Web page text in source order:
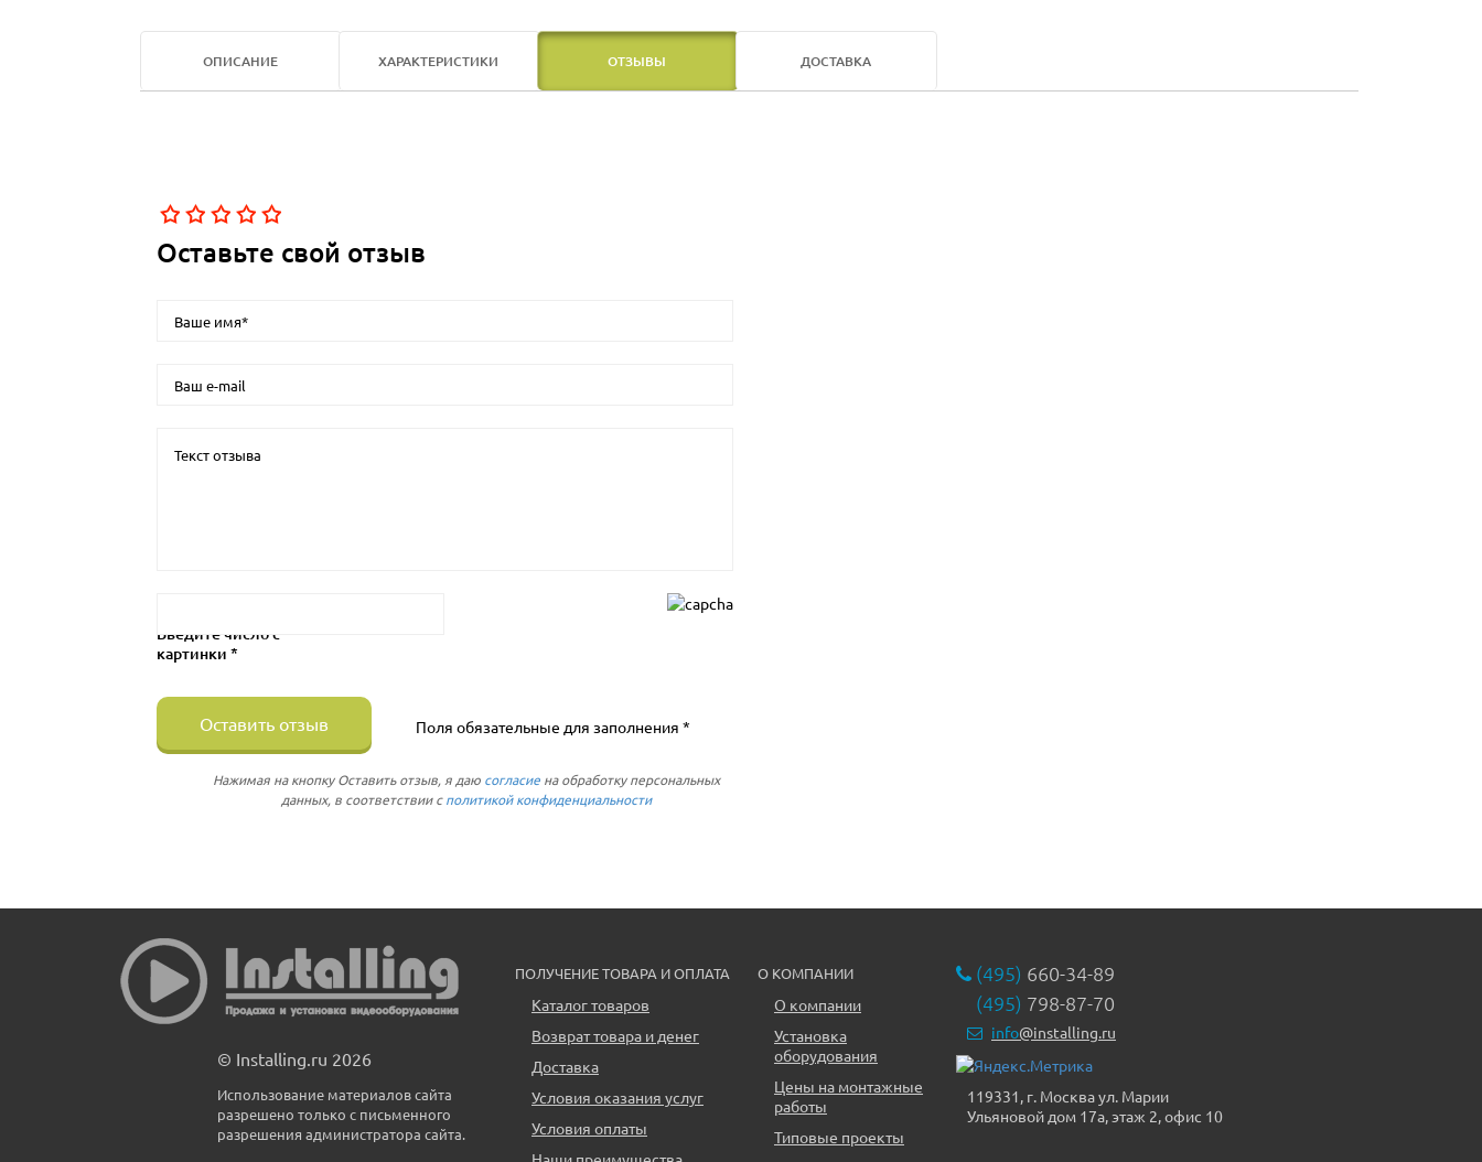
ОПИСАНИЕ ХАРАКТЕРИСТИКИ ОТЗЫВЫ ДОСТАВКА
Оставьте свой отзыв
Введите число с
картинки *
Оставить отзыв Поля обязательные для заполнения *
Нажимая на кнопку Оставить отзыв, я даю согласие на обработку персональных
данных, в соответствии сполитикой конфиденциальности
© Installing.ru 2026
Использование материалов сайта
разрешено только с письменного
разрешения администратора сайта.
ПОЛУЧЕНИЕ ТОВАРА И ОПЛАТА
Каталог товаров
Возврат товара и денег
Доставка
Условия оказания услуг
Условия оплаты
О КОМПАНИИ
О компании
Установка
оборудования
Цены на монтажные
работы
Типовые проекты
(495) 660-34-89
(495) 798-87-70
info@installing.ru
119331, г. Москва ул. Марии
Ульяновой дом 17а, этаж 2, офис 10